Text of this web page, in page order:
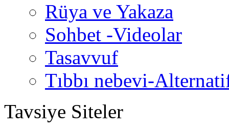
Rüya ve Yakaza
Sohbet -Videolar
Tasavvuf
Tıbbı nebevi-
Tavsiye Siteler